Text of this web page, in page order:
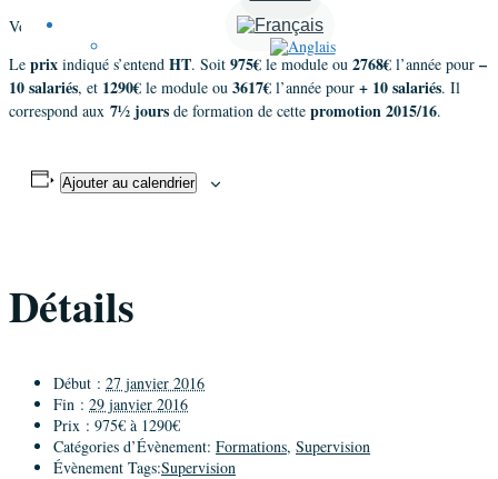
Voir toutes les dates des sessions de laSupervision
Le prix indiqué s’entend HT. Soit 975€ le module ou 2768€ l’année pour –
10 salariés, et 1290€ le module ou 3617€ l’année pour + 10 salariés. Il
correspond aux 7½ jours de formation de cette promotion 2015/16.
Ajouter au calendrier
Détails
Début : 27 janvier 2016
Fin : 29 janvier 2016
Prix : 975€ à 1290€
Catégories d’Évènement: Formations, Supervision
Évènement Tags:Supervision